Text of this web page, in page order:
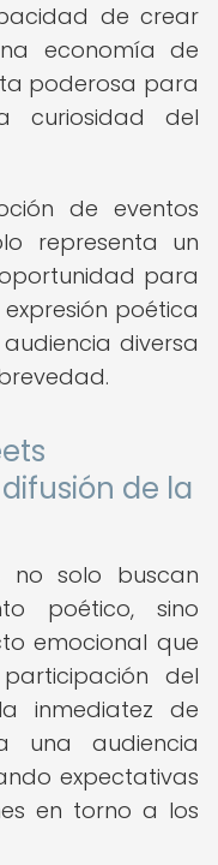
de crear
economía de
poderosa para
curiosidad del
de eventos
representa un
para
poética
diversa
de la
no solo buscan
poético, sino
emocional que
del
inmediatez de
una audiencia
expectativas
en torno a los